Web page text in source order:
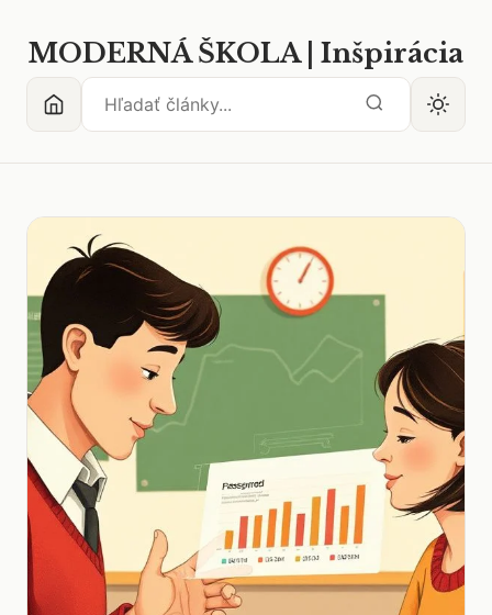
MODERNÁ ŠKOLA | Inšpirácia